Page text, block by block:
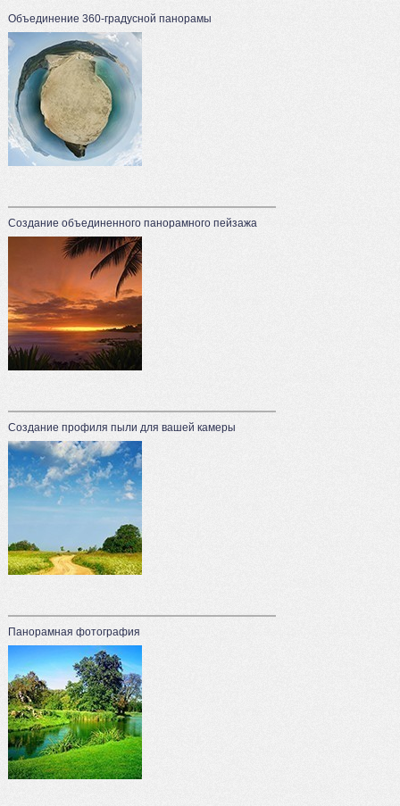
Объединение 360-градусной панорамы
Создание объединенного панорамного пейзажа
Создание профиля пыли для вашей камеры
Панорамная фотография